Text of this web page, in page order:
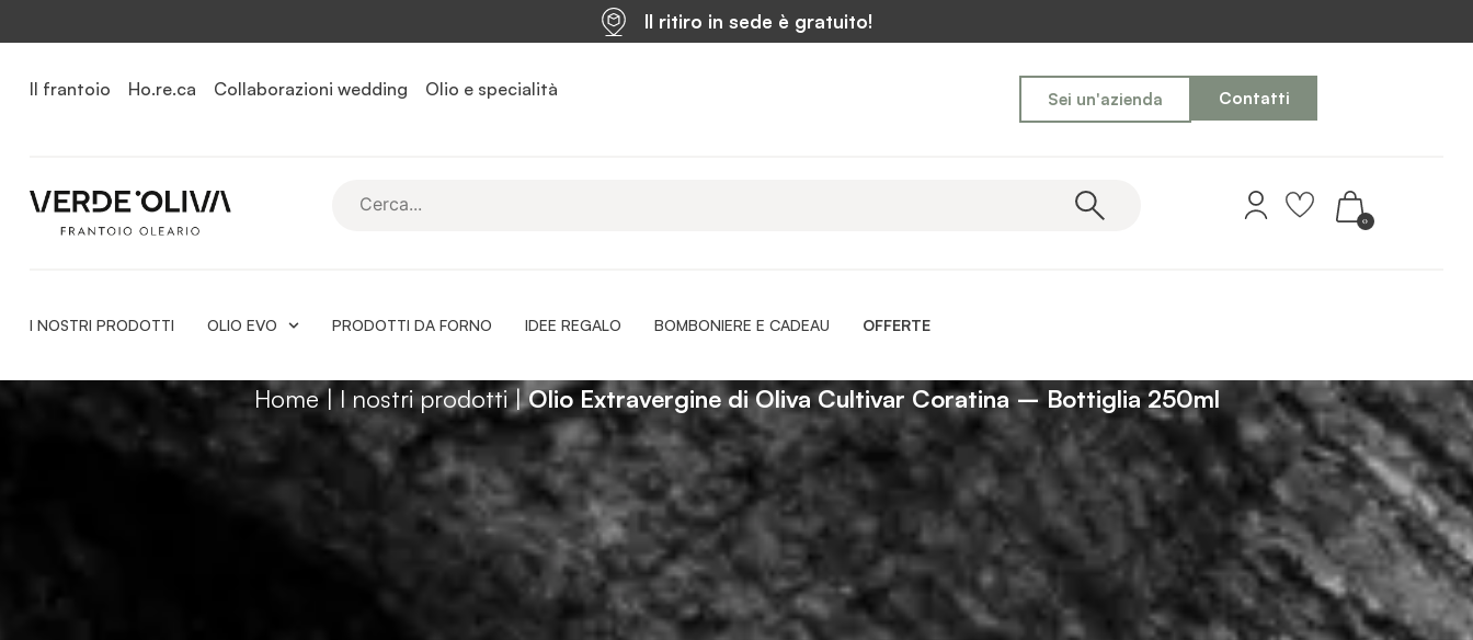
Il ritiro in sede è gratuito!
Il frantoio Ho.re.ca Collaborazioni wedding Olio e specialità Sei un'azienda Contatti
0
I NOSTRI PRODOTTI OLIO EVO PRODOTTI DA FORNO IDEE REGALO BOMBONIERE E CADEAU OFFERTE
Home|I nostri prodotti|Olio Extravergine di Oliva Cultivar Coratina – Bottiglia 250ml